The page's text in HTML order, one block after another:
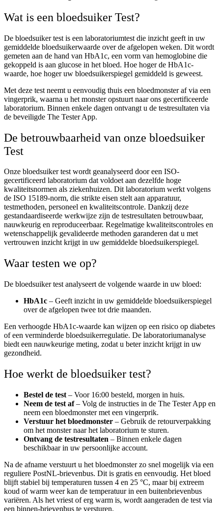
Wat is een bloedsuiker Test?
De bloedsuiker test is een laboratoriumtest die inzicht geeft in uw
gemiddelde bloedsuikerwaarde over de afgelopen weken. Dit wordt
gemeten aan de hand van HbA1c, een vorm van hemoglobine die
gekoppeld is aan glucose in het bloed. Hoe hoger de HbA1c-
waarde, hoe hoger uw bloedsuikerspiegel gemiddeld is geweest.
Met deze test neemt u eenvoudig thuis een bloedmonster af via een
vingerprik, waarna u het monster opstuurt naar ons gecertificeerde
laboratorium. Binnen enkele dagen ontvangt u de testresultaten via
de beveiligde The Tester App.
De betrouwbaarheid van onze bloedsuiker
Test
Onze bloedsuiker test wordt geanalyseerd door een ISO-
gecertificeerd laboratorium dat voldoet aan dezelfde hoge
kwaliteitsnormen als ziekenhuizen. Dit laboratorium werkt volgens
de ISO 15189-norm, die strikte eisen stelt aan apparatuur,
testmethoden, personeel en kwaliteitscontrole. Dankzij deze
gestandaardiseerde werkwijze zijn de testresultaten betrouwbaar,
nauwkeurig en reproduceerbaar. Regelmatige kwaliteitscontroles en
wetenschappelijk gevalideerde methoden garanderen dat u met
vertrouwen inzicht krijgt in uw gemiddelde bloedsuikerspiegel.
Waar testen we op?
De bloedsuiker test analyseert de volgende waarde in uw bloed:
HbA1c – Geeft inzicht in uw gemiddelde bloedsuikerspiegel
over de afgelopen twee tot drie maanden.
Een verhoogde HbA1c-waarde kan wijzen op een risico op diabetes
of een verminderde bloedsuikerregulatie. De laboratoriumanalyse
biedt een nauwkeurige meting, zodat u beter inzicht krijgt in uw
gezondheid.
Hoe werkt de bloedsuiker test?
Bestel de test – Voor 16:00 besteld, morgen in huis.
Neem de test af– Volg de instructies in de The Tester App en
neem een bloedmonster met een vingerprik.
Verstuur het bloedmonster – Gebruik de retourverpakking
om het monster naar het laboratorium te sturen.
Ontvang de testresultaten – Binnen enkele dagen
beschikbaar in uw persoonlijke account.
Na de afname verstuurt u het bloedmonster zo snel mogelijk via een
reguliere PostNL-brievenbus. Dit is gratis en eenvoudig. Het bloed
blijft stabiel bij temperaturen tussen 4 en 25 °C, maar bij extreem
koud of warm weer kan de temperatuur in een buitenbrievenbus
variëren. Als het vriest of erg warm is, wordt aangeraden de test via
een binnen-brievenbus te versturen.